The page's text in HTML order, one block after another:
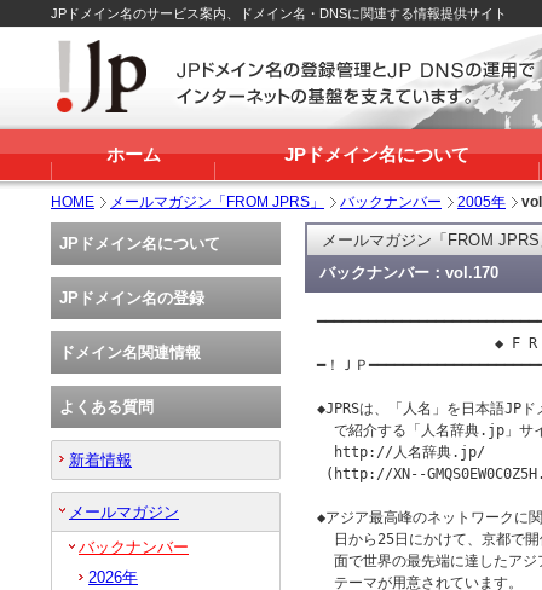
JPドメイン名のサービス案内、ドメイン名・DNSに関連する情報提供サイト
ホーム JPドメイン名について
HOME メールマガジン「FROM JPRS」 バックナンバー 2005年
メールマガジン「FROM
バックナンバー：vol.170
◆ F
━！ＪＰ
◆JPRSは、「人名」を日本語JP
で紹介する「人名辞典.jp」
  http://人名辞典.jp/
(http://XN--
◆アジア最高峰のネットワークに
日から25日にかけて、京都で
面で世界の最先端に達したア
  テーマが用意されています。
JPドメイン名について
JPドメイン名の登録
ドメイン名関連情報
よくある質問
新着情報
メールマガジン
バックナンバー
2026年